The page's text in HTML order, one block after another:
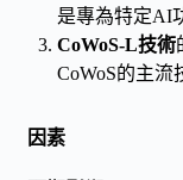
是專為特定AI
CoWoS-L技術
CoWoS的主流